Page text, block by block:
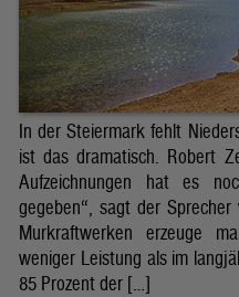
In der Steiermark fehlt
ist das dramatisch. Robert
Aufzeichnungen hat es
gegeben“, sagt der
Murkraftwerken erzeuge
weniger Leistung als im
85 Prozent der […]